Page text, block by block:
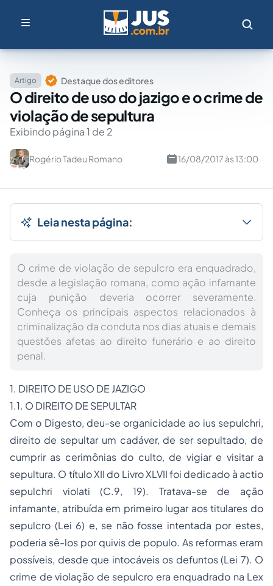
Artigo Destaque dos editores
O direito de uso do jazigo e o crime de
violação de sepultura
Exibindo página 1 de 2
Rogério Tadeu Romano 16/08/2017 às 13:00
Leia nesta página:
O crime de violação de sepulcro era enquadrado,
desde a legislação romana, como ação infamante
cuja punição deveria ocorrer severamente.
Conheça os principais aspectos relacionados à
criminalização da conduta nos dias atuais e demais
questões afetas ao direito funerário e ao direito
penal.
1. DIREITO DE USO DE JAZIGO
1.1. O DIREITO DE SEPULTAR
Com o Digesto, deu-se organicidade ao ius sepulchri,
direito de sepultar um cadáver, de ser sepultado, de
cumprir as cerimônias do culto, de vigiar e visitar a
sepultura. O título XII do Livro XLVII foi dedicado à actio
sepulchri violati (C.9, 19). Tratava-se de ação
infamante, atribuída em primeiro lugar aos titulares do
sepulcro (Lei 6) e, se não fosse intentada por estes,
poderia sê-los porquivis de populo. As reformas eram
possíveis, desde que intocáveis os defuntos (Lei 7). O
crime de violação de sepulcro era enquadrado na Lex